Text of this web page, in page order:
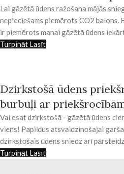
Lai gāzētā ūdens ražošana mājās
nepieciešams piemērots CO2 balons.
ir piemērots manai gāzētā ūdens
Turpināt Lasīt
Dzirkstošā ūdens
burbuļi ar
Vai esat dzirkstošā - gāzētā ūdens
viens! Papildus atsvaidzinošajai
dzirkstošais ūdens sniedz arī
Turpināt Lasīt